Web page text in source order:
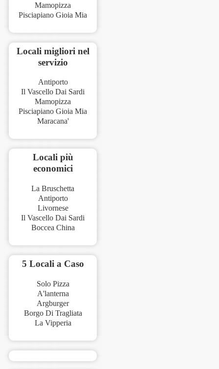
Mamopizza
Pisciapiano Gioia Mia
Locali migliori nel
servizio
Antiporto
Il Vascello Dai Sardi
Mamopizza
Pisciapiano Gioia Mia
Maracana'
Locali più
economici
La Bruschetta
Antiporto
Livornese
Il Vascello Dai Sardi
Boccea China
5 Locali a Caso
Solo Pizza
A'lanterna
Argburger
Borgo Di Tragliata
La Vipperia